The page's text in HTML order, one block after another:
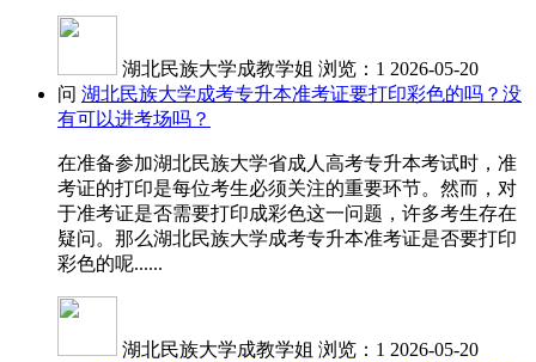
湖北民族大学成教学姐 浏览：1 2026-05-20
问 湖北民族大学成考专升本准考证要打印彩色的吗？没
有可以进考场吗？
在准备参加湖北民族大学省成人高考专升本考试时，准
考证的打印是每位考生必须关注的重要环节。然而，对
于准考证是否需要打印成彩色这一问题，许多考生存在
疑问。那么湖北民族大学成考专升本准考证是否要打印
彩色的呢......
湖北民族大学成教学姐 浏览：1 2026-05-20